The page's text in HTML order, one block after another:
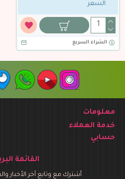
السعر
الشراء السريع
معلومات
خدمة العملاء
حسابي
القائمة
أشترك مع وتابع آخر